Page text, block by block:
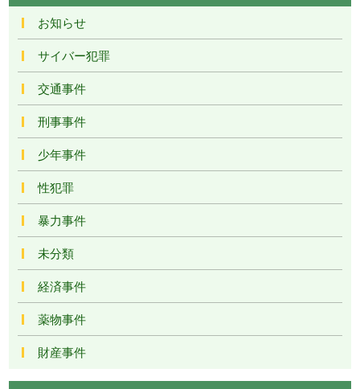
お知らせ
サイバー犯罪
交通事件
刑事事件
少年事件
性犯罪
暴力事件
未分類
経済事件
薬物事件
財産事件